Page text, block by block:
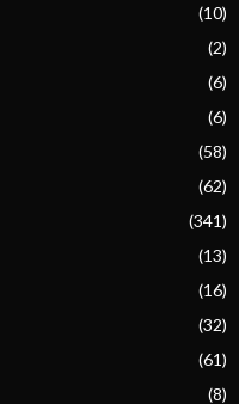
(10)
(2)
(6)
(6)
(58)
(62)
(341)
(13)
(16)
(32)
(61)
(8)